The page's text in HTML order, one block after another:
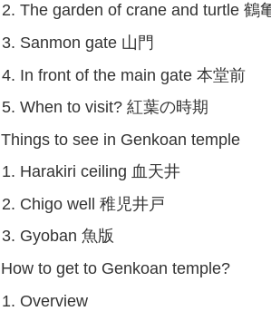
The garden of crane and turtle 鶴
Sanmon gate 山門
In front of the main gate 本堂前
When to visit? 紅葉の時期
Things to see in Genkoan temple
Harakiri ceiling 血天井
Chigo well 稚児井戸
Gyoban 魚版
How to get to Genkoan temple?
Overview